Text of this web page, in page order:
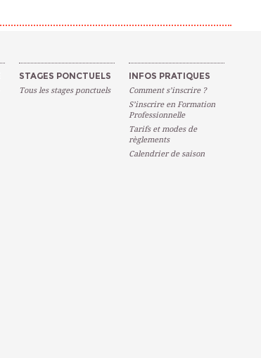
STAGES PONCTUELS
Tous les stages ponctuels
INFOS PRATIQUES
Comment s’inscrire ?
S’inscrire en Formation
Professionnelle
Tarifs et modes de
règlements
Calendrier de saison